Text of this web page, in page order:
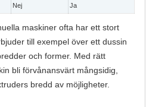
Nej Ja
maskiner ofta har ett stort
till exempel över ett dussin
och former. Med rätt
bli förvånansvärt mångsidig,
bredd av möjligheter.